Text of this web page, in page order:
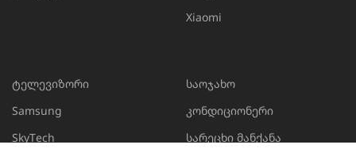
Xiaomi
ტელევიზორი
Samsung
SkyTech
საოჯახო
კონდიციონერი
სარეცხი მანქანა